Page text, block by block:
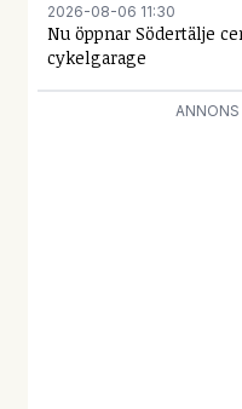
2026-08-06 11:30
Nu öppnar Södertälje
cykelgarage
ANNONS